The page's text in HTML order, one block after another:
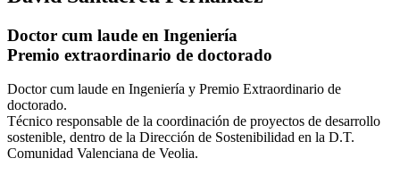
Doctor cum laude en Ingeniería
Premio extraordinario de doctorado
Doctor cum laude en Ingeniería y Premio Extraordinario de
doctorado.
Técnico responsable de la coordinación de proyectos de desarrollo
sostenible, dentro de la Dirección de Sostenibilidad en la D.T.
Comunidad Valenciana de Veolia.